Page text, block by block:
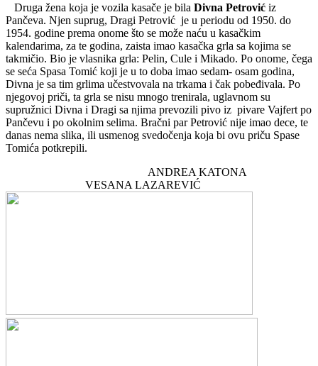
Druga žena koja je vozila kasače je bila Divna Petrović iz
Pančeva. Njen suprug, Dragi Petrović je u periodu od 1950. do
1954. godine prema onome što se može naću u kasačkim
kalendarima, za te godina, zaista imao kasačka grla sa kojima se
takmičio. Bio je vlasnika grla: Pelin, Cule i Mikado. Po onome, čega
se seća Spasa Tomić koji je u to doba imao sedam- osam godina,
Divna je sa tim grlima učestvovala na trkama i čak pobeđivala. Po
njegovoj priči, ta grla se nisu mnogo trenirala, uglavnom su
supružnici Divna i Dragi sa njima prevozili pivo iz pivare Vajfert po
Pančevu i po okolnim selima. Bračni par Petrović nije imao dece, te
danas nema slika, ili usmenog svedočenja koja bi ovu priču Spase
Tomića potkrepili.
ANDREA KATONA
VESANA LAZAREVIĆ